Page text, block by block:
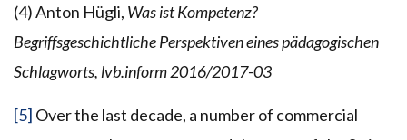
(4) Anton Hügli, Was ist Kompetenz?
Begriffsgeschichtliche Perspektiven eines pädagogischen
Schlagworts, lvb.inform 2016/2017-03
[5] Over the last decade, a number of commercial